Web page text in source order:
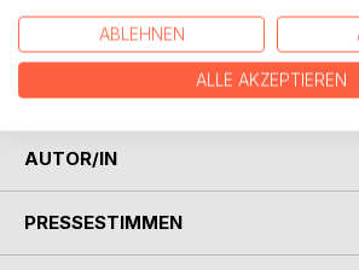
"Grimoria - Vertraue niemals einer
einer zweiteiligen Märchenadaption.
AUTOR/IN
PRESSESTIMMEN
ABLEHNEN
ALLE AKZEPTIEREN